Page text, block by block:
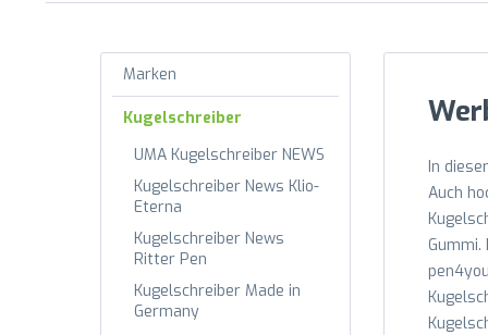
Marken
Kugelschreiber
UMA Kugelschreiber NEWS
Kugelschreiber News Klio-
Eterna
Kugelschreiber News
Ritter Pen
Kugelschreiber Made in
Germany
In
Auch